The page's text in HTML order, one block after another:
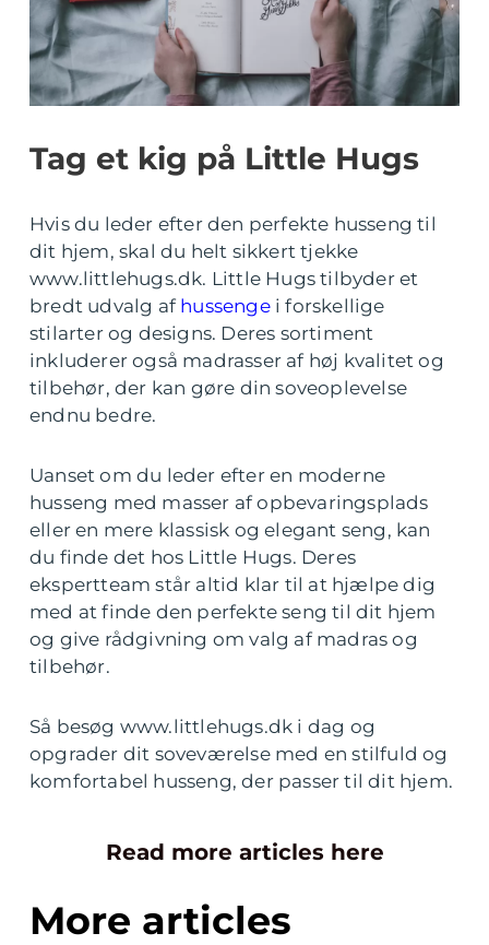
Tag et kig på Little Hugs
Hvis du leder efter den perfekte husseng til
dit hjem, skal du helt sikkert tjekke
www.littlehugs.dk. Little Hugs tilbyder et
bredt udvalg af hussengei forskellige
stilarter og designs. Deres sortiment
inkluderer også madrasser af høj kvalitet og
tilbehør, der kan gøre din soveoplevelse
endnu bedre.
Uanset om du leder efter en moderne
husseng med masser af opbevaringsplads
eller en mere klassisk og elegant seng, kan
du finde det hos Little Hugs. Deres
ekspertteam står altid klar til at hjælpe dig
med at finde den perfekte seng til dit hjem
og give rådgivning om valg af madras og
tilbehør.
Så besøg www.littlehugs.dk i dag og
opgrader dit soveværelse med en stilfuld og
komfortabel husseng, der passer til dit hjem.
Read more articles here
More articles